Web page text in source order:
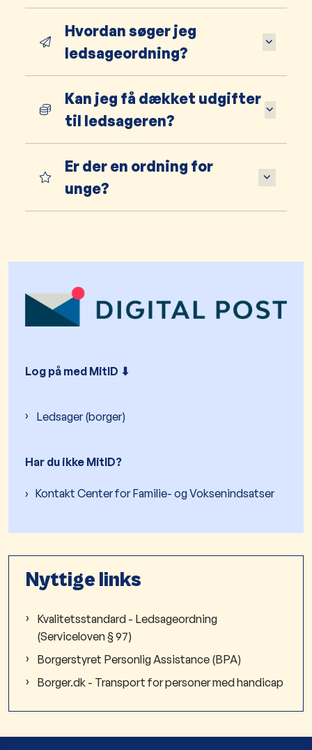
Hvordan søger jeg
ledsageordning?
Kan jeg få dækket udgifter
til ledsageren?
Er der en ordning for
unge?
Log på med MitID ⬇︎
Ledsager (borger)
Har du ikke MitID?
Kontakt Center for Familie- og Voksenindsatser
Nyttige links
Kvalitetsstandard - Ledsageordning
(Serviceloven § 97)
Borgerstyret Personlig Assistance (BPA)
Borger.dk - Transport for personer med handicap